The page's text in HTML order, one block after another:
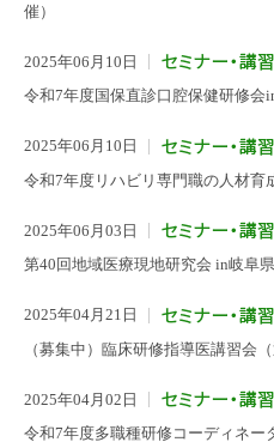
催）
2025年06月10日
令和7年度国保直診口腔保健研修会
2025年06月10日
令和7年度リハビリ専門職の人材育
2025年06月03日
第40回地域医療現地研究会 in岐阜県
2025年04月21日
（募集中）臨床研修指導医講習会（
2025年04月02日
令和7年度多職種研修コーディネー